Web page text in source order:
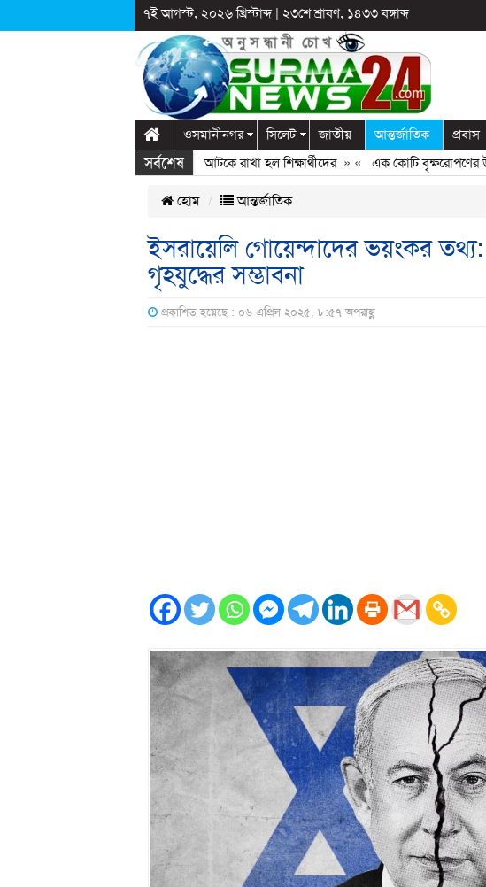
৭ই আগস্ট, ২০২৬ খ্রিস্টাব্দ| ২৩শে শ্রাবণ, ১৪৩৩ বঙ্গাব্দ
ওসমানীনগর সিলেট জাতীয় আন্তর্জাতিক প্রবাস
সর্বশেষ
স্কুলে দুপ্রক’র অনুষ্ঠান: ছুটির পরও আটকে রাখা হল শিক্ষার্থীদের» «এক কোটি বৃক্ষরোপণের উদ্যোগ
হোম আন্তর্জাতিক
ইসরায়েলি গোয়েন্দাদের ভয়ংকর তথ্য:
গৃহযুদ্ধের সম্ভাবনা
প্রকাশিত হয়েছে : ০৬ এপ্রিল ২০২৫, ৮:৫৭ অপরাহ্ণ